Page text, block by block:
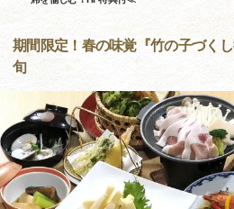
期間限定！春の味覚『竹の子づく
旬